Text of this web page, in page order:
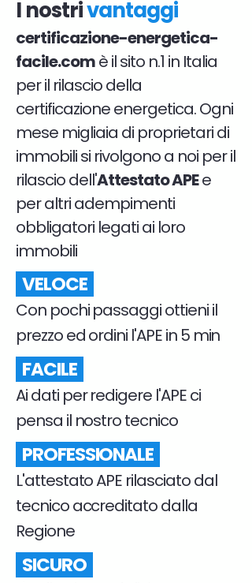
I nostrivantaggi
certificazione-energetica-
facile.comè il sito n.1 in Italia
per il rilascio della
certificazione energetica. Ogni
mese migliaia di proprietari di
immobili si rivolgono a noi per il
rilascio dell'Attestato APEe
per altri adempimenti
obbligatori legati ai loro
immobili
VELOCE
Con pochi passaggi ottieni il
prezzo ed ordini l'APE in 5 min
FACILE
Ai dati per redigere l'APE ci
pensa il nostro tecnico
PROFESSIONALE
L'attestato APE rilasciato dal
tecnico accreditato dalla
Regione
SICURO